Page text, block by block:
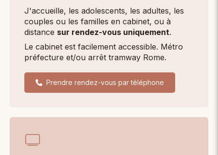
J'accueille, les adolescents, les adultes, les
couples ou les familles en cabinet, ou à
distance sur rendez-vous uniquement.
Le cabinet est facilement accessible. Métro
préfecture et/ou arrêt tramway Rome.
Prendre rendez-vous par téléphone